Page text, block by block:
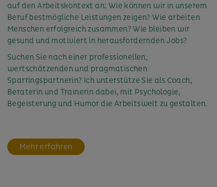
auf den Arbeitskontext an: Wie können wir in unserem
Beruf bestmögliche Leistungen zeigen? Wie arbeiten
Menschen erfolgreich zusammen? Wie bleiben wir
gesund und motiviert in herausfordernden Jobs?
Suchen Sie nach einer professionellen,
wertschätzenden und pragmatischen
Sparringspartnerin? Ich unterstütze Sie als Coach,
Beraterin und Trainerin dabei, mit Psychologie,
Begeisterung und Humor die Arbeitswelt zu gestalten.
Mehr erfahren